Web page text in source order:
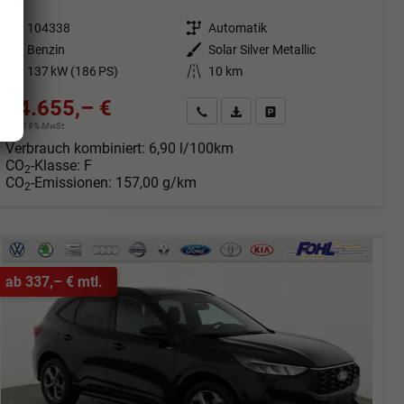
104338 Getriebe Automatik
Benzin Außenfarbe Solar Silver Metallic
137 kW (186 PS) Kilometerstand 10 km
34.655,– €
incl. 19% MwSt.
Angebot anfordern
Fahrzeugexpose (PDF)
Fahrzeug parken
Verbrauch kombiniert: 6,90 l/100km
CO2-Klasse: F
CO2-Emissionen: 157,00 g/km
ab 337,– € mtl.